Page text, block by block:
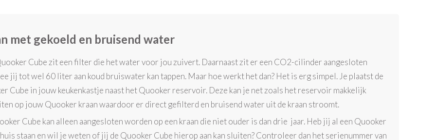
met gekoeld en bruisend water
Cube zit een filter die het water voor jou zuivert. Daarnaast zit er een CO2-cilinder aangesloten
jij tot wel 60 liter aan koud bruiswater kan tappen. Maar hoe werkt het dan? Het is erg simpel. Je plaatst de
Cube in jouw keukenkastje naast het Quooker reservoir. Deze kan je net zoals het reservoir makkelijk
op jouw Quooker kraan waardoor er direct gefilterd en bruisend water uit de kraan stroomt.
Cube kan alleen aangesloten worden op een kraan die niet ouder is dan drie jaar. Heb jij al een Quooker
staan en wil je weten of jij de Quooker Cube hierop aan kan sluiten? Controleer dan het serienummer van